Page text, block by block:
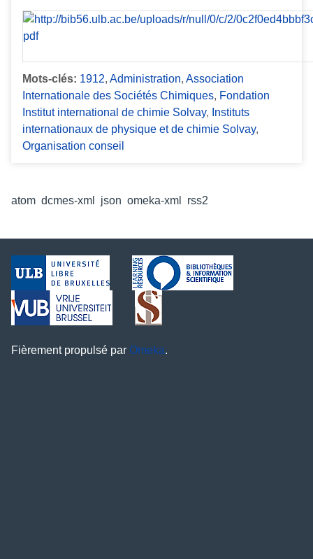
Mots-clés: 1912, Administration, Association
Internationale des Sociétés Chimiques, Fondation
Institut international de chimie Solvay, Instituts
internationaux de physique et de chimie Solvay,
Organisation conseil
atom dcmes-xml json omeka-xml rss2
Fièrement propulsé par Omeka.